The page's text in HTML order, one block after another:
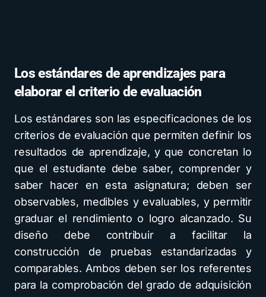
Los estándares de aprendizajes para
elaborar el criterio de evaluación
Los estándares son las especificaciones de los
criterios de evaluación que permiten definir los
resultados de aprendizaje, y que concretan lo
que el estudiante debe saber, comprender y
saber hacer en esta asignatura; deben ser
observables, medibles y evaluables, y permitir
graduar el rendimiento o logro alcanzado. Su
diseño debe contribuir a facilitar la
construcción de pruebas estandarizadas y
comparables. Ambos deben ser los referentes
para la comprobación del grado de adquisición